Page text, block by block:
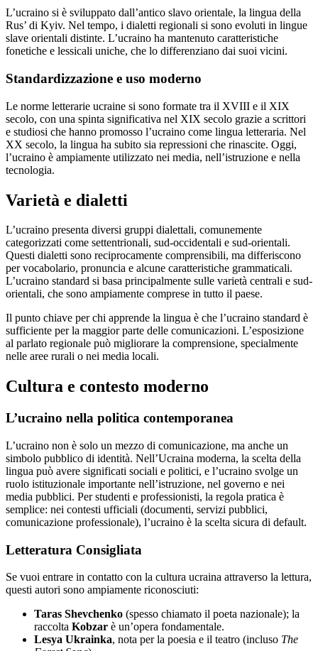
L’ucraino si è sviluppato dall’antico slavo orientale, la lingua della
Rus’ di Kyiv. Nel tempo, i dialetti regionali si sono evoluti in lingue
slave orientali distinte. L’ucraino ha mantenuto caratteristiche
fonetiche e lessicali uniche, che lo differenziano dai suoi vicini.
Standardizzazione e uso moderno
Le norme letterarie ucraine si sono formate tra il XVIII e il XIX
secolo, con una spinta significativa nel XIX secolo grazie a scrittori
e studiosi che hanno promosso l’ucraino come lingua letteraria. Nel
XX secolo, la lingua ha subito sia repressioni che rinascite. Oggi,
l’ucraino è ampiamente utilizzato nei media, nell’istruzione e nella
tecnologia.
Varietà e dialetti
L’ucraino presenta diversi gruppi dialettali, comunemente
categorizzati come settentrionali, sud-occidentali e sud-orientali.
Questi dialetti sono reciprocamente comprensibili, ma differiscono
per vocabolario, pronuncia e alcune caratteristiche grammaticali.
L’ucraino standard si basa principalmente sulle varietà centrali e sud-
orientali, che sono ampiamente comprese in tutto il paese.
Il punto chiave per chi apprende la lingua è che l’ucraino standard è
sufficiente per la maggior parte delle comunicazioni. L’esposizione
al parlato regionale può migliorare la comprensione, specialmente
nelle aree rurali o nei media locali.
Cultura e contesto moderno
L’ucraino nella politica contemporanea
L’ucraino non è solo un mezzo di comunicazione, ma anche un
simbolo pubblico di identità. Nell’Ucraina moderna, la scelta della
lingua può avere significati sociali e politici, e l’ucraino svolge un
ruolo istituzionale importante nell’istruzione, nel governo e nei
media pubblici. Per studenti e professionisti, la regola pratica è
semplice: nei contesti ufficiali (documenti, servizi pubblici,
comunicazione professionale), l’ucraino è la scelta sicura di default.
Letteratura Consigliata
Se vuoi entrare in contatto con la cultura ucraina attraverso la lettura,
questi autori sono ampiamente riconosciuti:
Taras Shevchenko (spesso chiamato il poeta nazionale); la
raccolta Kobzar è un’opera fondamentale.
Lesya Ukrainka, nota per la poesia e il teatro (incluso The